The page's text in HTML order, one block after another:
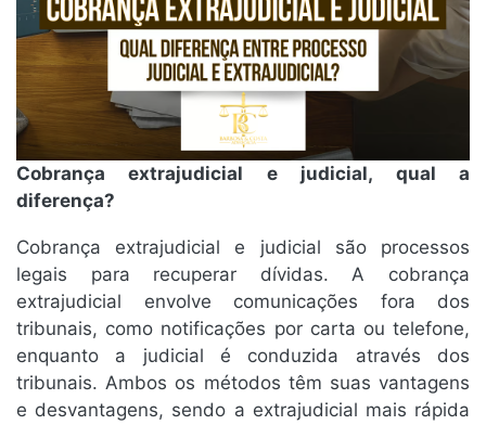
Cobrança extrajudicial e judicial, qual a
diferença?
Cobrança extrajudicial e judicial são processos
legais para recuperar dívidas. A cobrança
extrajudicial envolve comunicações fora dos
tribunais, como notificações por carta ou telefone,
enquanto a judicial é conduzida através dos
tribunais. Ambos os métodos têm suas vantagens
e desvantagens, sendo a extrajudicial mais rápida